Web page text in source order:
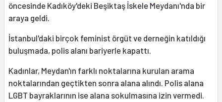
öncesinde Kadıköy'deki Beşiktaş İskele Meydanı'nda bir
araya geldi.
İstanbul'daki birçok feminist örgüt ve derneğin katıldığı
buluşmada, polis alanı bariyerle kapattı.
Kadınlar, Meydan'ın farklı noktalarına kurulan arama
noktalarından geçtikten sonra alana alındı. Polis alana
LGBT bayraklarının ise alana sokulmasına izin vermedi.